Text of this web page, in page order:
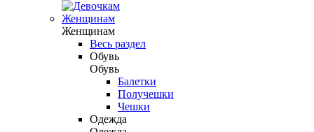
Женщинам
Женщинам
Весь раздел
Обувь
Обувь
Балетки
Получешки
Чешки
Одежда